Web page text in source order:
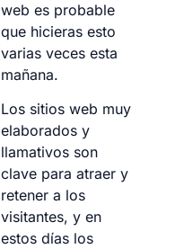
web es probable
que hicieras esto
varias veces esta
mañana.
Los sitios web muy
elaborados y
llamativos son
clave para atraer y
retener a los
visitantes, y en
estos días los